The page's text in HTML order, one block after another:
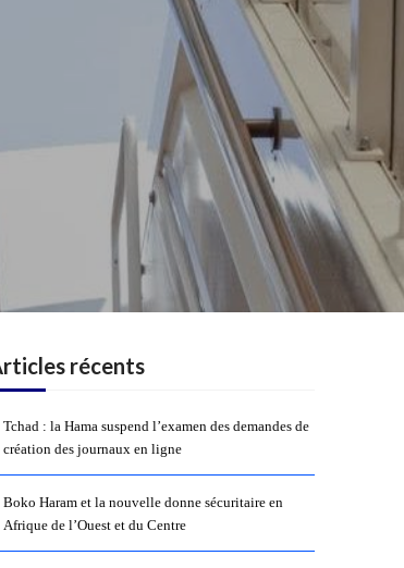
récents
Tchad : la Hama suspend l’examen des demandes de
création des journaux en ligne
Boko Haram et la nouvelle donne sécuritaire en
Afrique de l’Ouest et du Centre